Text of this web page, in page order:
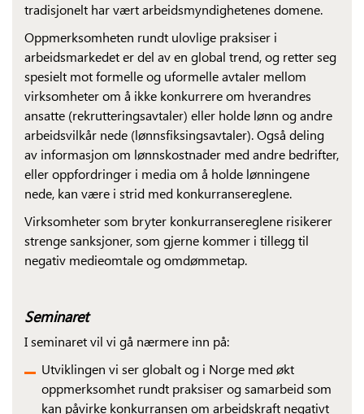
tradisjonelt har vært arbeidsmyndighetenes domene.
Oppmerksomheten rundt ulovlige praksiser i
arbeidsmarkedet er del av en global trend, og retter seg
spesielt mot formelle og uformelle avtaler mellom
virksomheter om å ikke konkurrere om hverandres
ansatte (rekrutteringsavtaler) eller holde lønn og andre
arbeidsvilkår nede (lønnsfiksingsavtaler). Også deling
av informasjon om lønnskostnader med andre bedrifter,
eller oppfordringer i media om å holde lønningene
nede, kan være i strid med konkurransereglene.
Virksomheter som bryter konkurransereglene risikerer
strenge sanksjoner, som gjerne kommer i tillegg til
negativ medieomtale og omdømmetap.
Seminaret
I seminaret vil vi gå nærmere inn på:
Utviklingen vi ser globalt og i Norge med økt
oppmerksomhet rundt praksiser og samarbeid som
kan påvirke konkurransen om arbeidskraft negativt